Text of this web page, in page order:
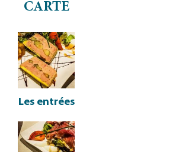
CARTE
Les entrées